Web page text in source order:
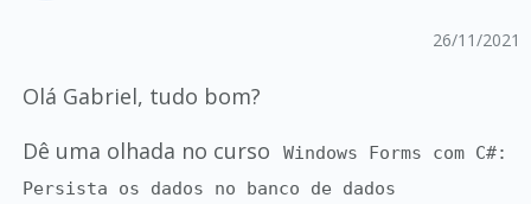
26/11/2021
Olá Gabriel, tudo bom?
Dê uma olhada no curso
Windows Forms com C#:
Persista os dados no banco de dados